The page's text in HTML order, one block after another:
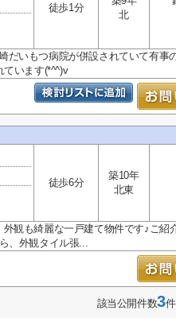
徒歩1分
北
だいもつ病院が併設されていて有事
ています(*^^)v
徒歩6分
築10年
北東
観も綺麗な一戸建て物件です♪ご紹
、外観タイル張...
該当公開件数3